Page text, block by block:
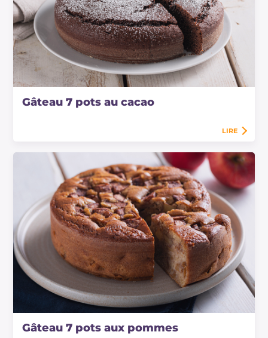
Gâteau 7 pots au cacao
LIRE
Gâteau 7 pots aux pommes